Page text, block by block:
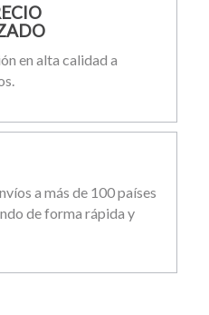
en alta calidad a
a más de 100 países
de forma rápida y